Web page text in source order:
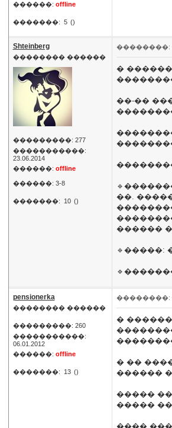
������: offline
�������: 5 ()
Shteinberg
�������� ������
���������: 277
�����������:
23.06.2014
������: offline
������: 3-8
�������: 10 ()
��������:
�
��-��
��.
������
🔹�����:
pensionerka
�������� ������
���������: 260
�����������:
06.01.2012
������: offline
�������: 13 ()
��������:
�
� ��
������ �
�����
�����
����